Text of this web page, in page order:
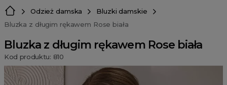
Odzież damska
Bluzki damskie
Bluzka z długim rękawem Rose biała
Bluzka z długim rękawem Rose biała
Kod produktu: 810